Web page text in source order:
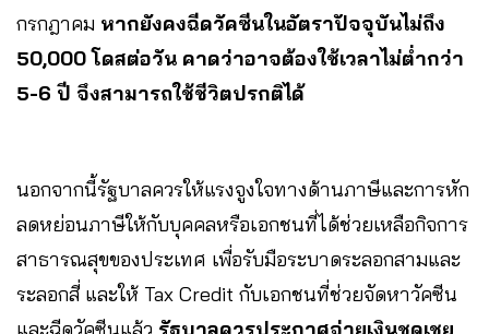
กรกฎาคม หากยังคงฉีดวัคซีนในอัตราปัจจุบันไม่ถึง
50,000 โดสต่อวัน คาดว่าอาจต้องใช้เวลาไม่ต่ำกว่า
5-6 ปี จึงสามารถใช้ชีวิตปรกติได้
นอกจากนี้รัฐบาลควรให้แรงจูงใจทางด้านภาษีและการหัก
ลดหย่อนภาษีให้กับบุคคลหรือเอกชนที่ได้ช่วยเหลือกิจการ
สาธารณสุขของประเทศ เพื่อรับมือระบาดระลอกสามและ
ระลอกสี่ และให้ Tax Credit กับเอกชนที่ช่วยจัดหาวัคซีน